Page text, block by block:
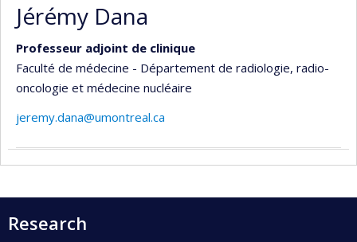
Jérémy Dana
Professeur adjoint de clinique
Faculté de médecine - Département de radiologie, radio-
oncologie et médecine nucléaire
jeremy.dana@umontreal.ca
Research